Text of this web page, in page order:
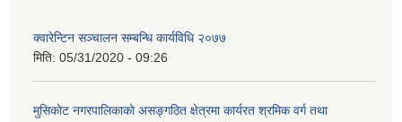
क्वारेन्टिन सञ्चालन सम्बन्धि कार्यविधि २०७७
मिति: 05/31/2020 - 09:26
मुसिकाेट नगरपालिकाकाे असङ्गठित क्षेत्रमा कार्यरत श्रमिक वर्ग तथा